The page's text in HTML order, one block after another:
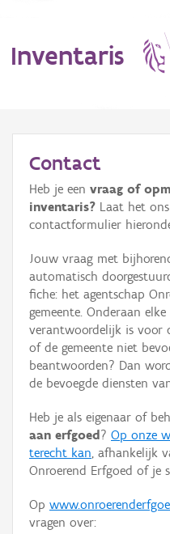
Inventaris
Erfgoedobject
Aanduidingsobject
Waarneming
Thema
Gebeurtenis
Persoon of collectief
Hergebruik
Aanmelden
Contact
Heb je een vraag of
inventaris? Laat het
contactformulier
Jouw vraag met
automatisch
fiche: het agentschap
gemeente. Onderaan
verantwoordelijk is voor
of de gemeente niet
beantwoorden? Dan
de bevoegde diensten
Heb je als eigenaar of
aan erfgoed ? Op onze
terecht kan, afhankelijk
Onroerend Erfgoed of je
Op
vragen over: